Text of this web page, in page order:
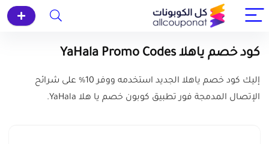
كود خصم ياهلا YaHala Promo Codes
إليك كود خصم ياهلا الجديد استخدمه ووفر 10% على شرائح
الإتصال المدمجة فور تطبيق كوبون خصم يا هلا YaHala.